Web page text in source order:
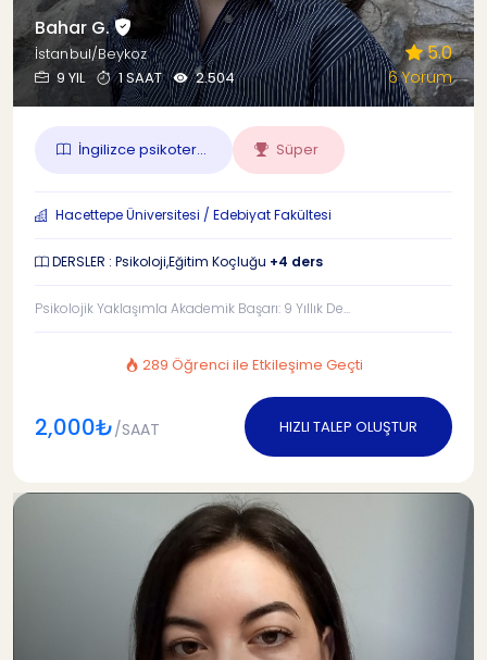
Bahar G.
İstanbul/Beykoz
9 YIL
1 SAAT 2.504
5.0
6 Yorum
İngilizce psikoter... Süper
Hacettepe Üniversitesi / Edebiyat Fakültesi
DERSLER : Psikoloji,Eğitim Koçluğu +4 ders
Psikolojik Yaklaşımla Akademik Başarı: 9 Yıllık De...
289 Öğrenci ile Etkileşime Geçti
2,000₺/SAAT HIZLI TALEP OLUŞTUR